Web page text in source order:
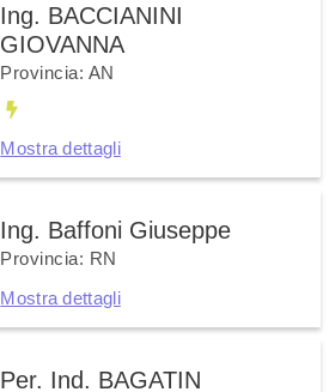
Ing. BACCIANINI
GIOVANNA
Provincia: AN
Mostra dettagli
Ing. Baffoni Giuseppe
Provincia: RN
Mostra dettagli
Per. Ind. BAGATIN